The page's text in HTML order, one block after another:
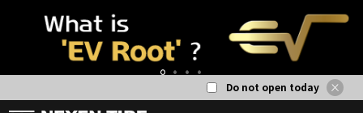
Do not open today